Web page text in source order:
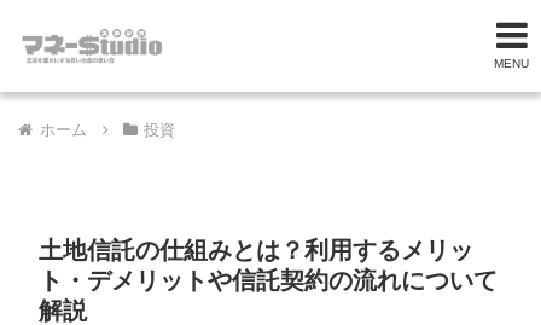
MENU
ホーム 投資
土地信託の仕組みとは？利用するメリッ
ト・デメリットや信託契約の流れについて
解説